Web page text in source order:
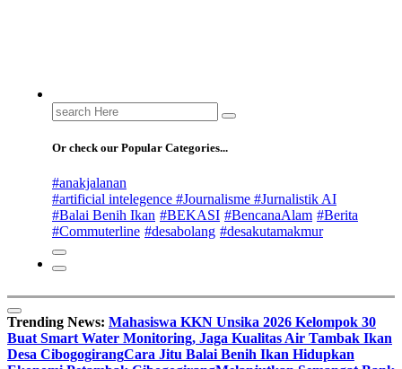
Search
for:
Or check our Popular Categories...
#anakjalanan
#artificial intelegence #Journalisme #Jurnalistik AI
#Balai Benih Ikan #BEKASI #BencanaAlam #Berita
#Commuterline #desabolang #desakutamakmur
Trending News: Mahasiswa KKN Unsika 2026 Kelompok 30
Buat Smart Water Monitoring, Jaga Kualitas Air Tambak Ikan
Desa CibogogirangCara Jitu Balai Benih Ikan Hidupkan